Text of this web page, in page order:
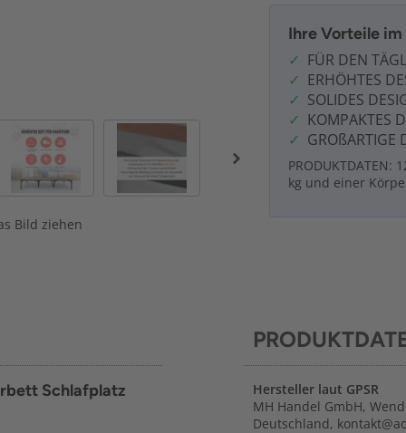
Bild ziehen
Ihre Vorteile
FÜR DEN
ERHÖHTES
SOLIDES
KOMPAKTES
GROßARTIGE
kg und einer
Schlafplatz
Hersteller laut GPSR
MH Handel GmbH,
Deutschland,